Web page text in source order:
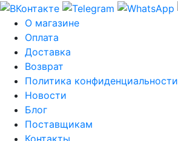
О магазине
Оплата
Доставка
Возврат
Политика конфиденциальности
Новости
Блог
Поставщикам
Контакты